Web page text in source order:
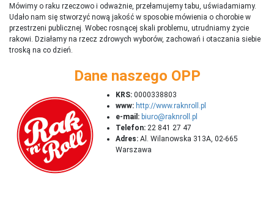
Mówimy o raku rzeczowo i odważnie, przełamujemy tabu, uświadamiamy.
Udało nam się stworzyć nową jakość w sposobie mówienia o chorobie w
przestrzeni publicznej. Wobec rosnącej skali problemu, utrudniamy życie
rakowi. Działamy na rzecz zdrowych wyborów, zachowań i otaczania siebie
troską na co dzień.
Dane naszego OPP
KRS: 0000338803
www: http://www.raknroll.pl
e-mail: biuro@raknroll.pl
Telefon: 22 841 27 47
Adres: Al. Wilanowska 313A, 02-665
Warszawa